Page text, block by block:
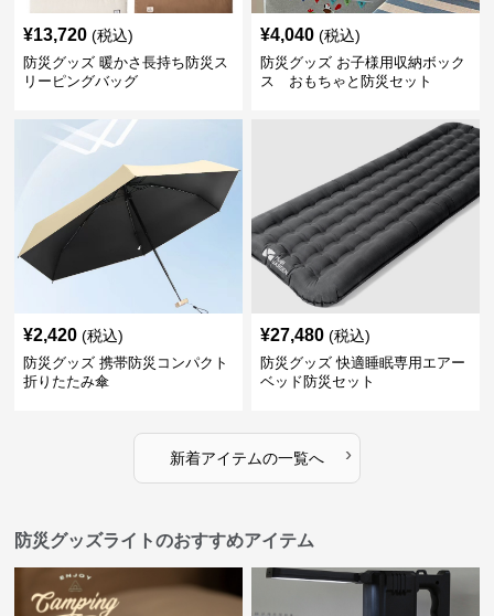
¥13,720 (税込)
防災グッズ 暖かさ長持ち防災ス
リーピングバッグ
¥4,040 (税込)
防災グッズ お子様用収納ボック
ス おもちゃと防災セット
¥2,420 (税込)
防災グッズ 携帯防災コンパクト
折りたたみ傘
¥27,480 (税込)
防災グッズ 快適睡眠専用エアー
ベッド防災セット
新着アイテムの一覧へ ›
防災グッズライトのおすすめアイテム